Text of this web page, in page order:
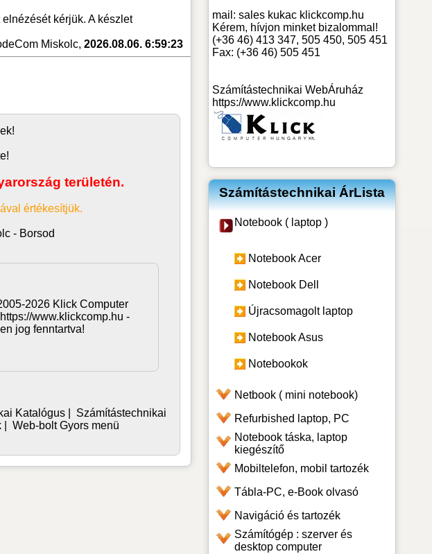
kérjük. A készlet
Miskolc, 2026.08.06. 6:59:23
területén.
értékesítjük.
- Borsod
2026 Klick Computer
www.klickcomp.hu -
jog fenntartva!
Katalógus
Számítástechnikai
|Web-bolt Gyors menü
mail:sales kukac klickcomp.hu
Kérem, hívjon minket bizalommal!
(+36 46) 413 347, 505 450, 505 451
Fax: (+36 46) 505 451
Számítástechnikai WebÁruház
https://www.klickcomp.hu
Számítástechnikai ÁrLista
Notebook ( laptop )
Notebook Acer
Notebook Dell
Újracsomagolt laptop
Notebook Asus
Notebookok
Netbook ( mini notebook)
Refurbished laptop, PC
Notebook táska, laptop
kiegészítő
Mobiltelefon, mobil tartozék
Tábla-PC, e-Book olvasó
Navigáció és tartozék
Számítógép : szerver és
desktop computer